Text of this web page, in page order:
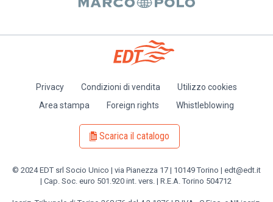
Privacy Condizioni di vendita
Utilizzo cookies
Area stampa
Foreign rights Whistleblowing
Scarica il catalogo
© 2024 EDT srl Socio Unico | via Pianezza 17 | 10149 Torino | edt@edt.it
| Cap. Soc. euro 501.920 int. vers. | R.E.A. Torino 504712